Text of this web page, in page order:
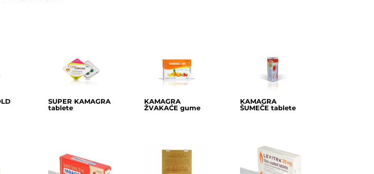
SUPER KAMAGRA
tablete
KAMAGRA
ŽVAKAĆE gume
KAMAGRA
ŠUMEČE tablete